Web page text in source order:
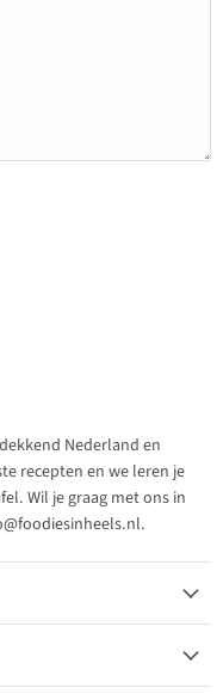
Nederland en
recepten en we leren je
Wil je graag met ons in